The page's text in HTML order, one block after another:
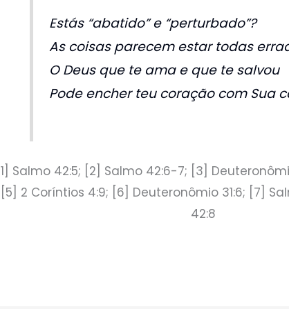
Estás “abatido” e “perturbado”?
As coisas parecem estar todas
O Deus que te ama e que te salvou
Pode encher teu coração com Sua
[1] Salmo 42:5; [2] Salmo 42:6-7; [3]
[5] 2 Coríntios 4:9; [6] Deuteronômio 31:6; [7]
42:8